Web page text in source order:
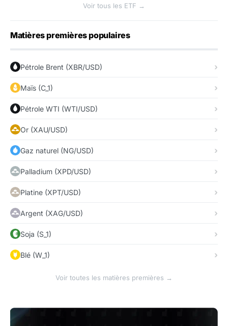
Voir tous les ETF →
Matières premières populaires
Pétrole Brent (XBR/USD)
Maïs (C_1)
Pétrole WTI (WTI/USD)
Or (XAU/USD)
Gaz naturel (NG/USD)
Palladium (XPD/USD)
Platine (XPT/USD)
Argent (XAG/USD)
Soja (S_1)
Blé (W_1)
Voir toutes les matières premières →